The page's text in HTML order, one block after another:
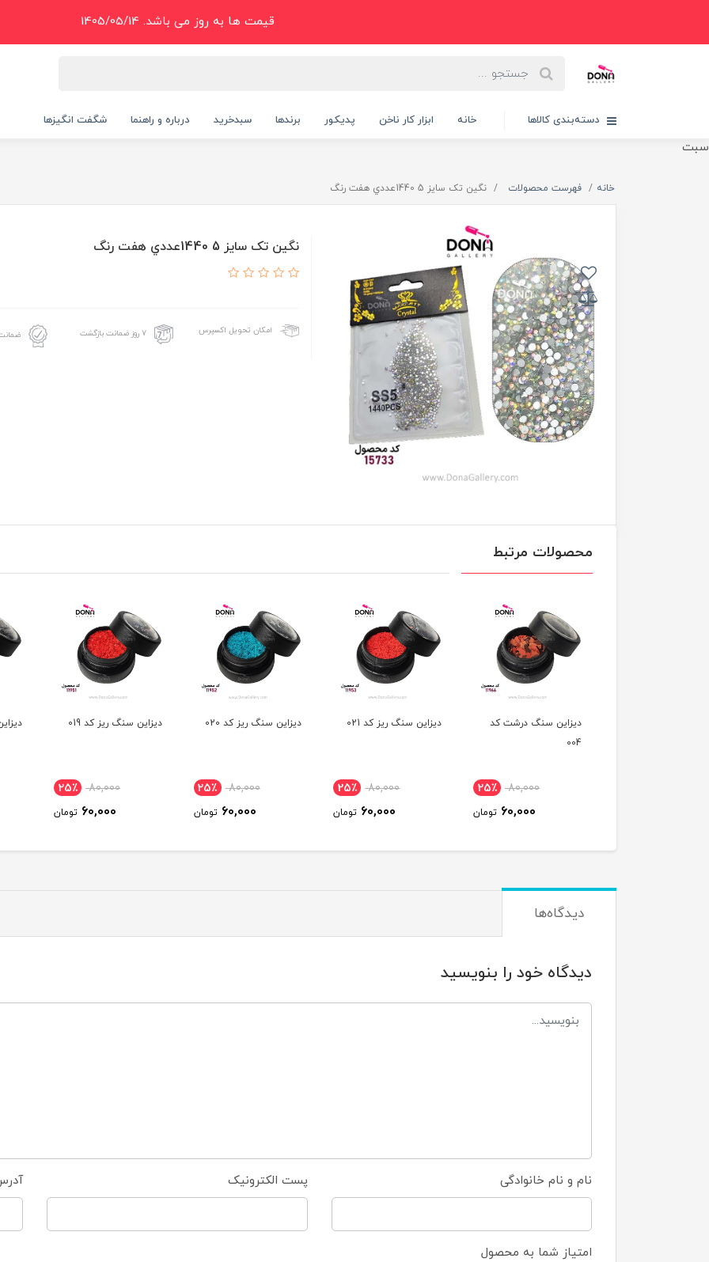
سبت
قیمت ها به روز می باشد. 1405/05/14
دسته‌بندی کالاها خانه ابزار کار ناخن پدیکور برندها سبدخرید درباره و راهنما شگفت انگیزها
خانه فهرست محصولات نگين تک سايز 5 1440عددي هفت رنگ
نگين تک سايز 5 1440عددي هفت رنگ
امکان تحویل اکسپرس ۷ روز ضمانت بازگشت
محصولات مرتبط
ديزاين سنگ ريز کد 021
80,000 25٪
60,000 تومان
ديزاين سنگ ريز کد 020
80,000 25٪
60,000 تومان
ديزاين سنگ ريز کد 019
80,000 25٪
60,000 تومان
ديزاين سنگ ريز کد 018
80,000 25٪
60,000 تومان
دیدگاه‌ها
دیدگاه خود را بنویسید
نام و نام خانوادگی پست الکترونیک
امتیاز شما به محصول